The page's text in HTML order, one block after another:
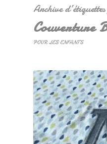
Archive
Couverture
POUR LES ENFANTS